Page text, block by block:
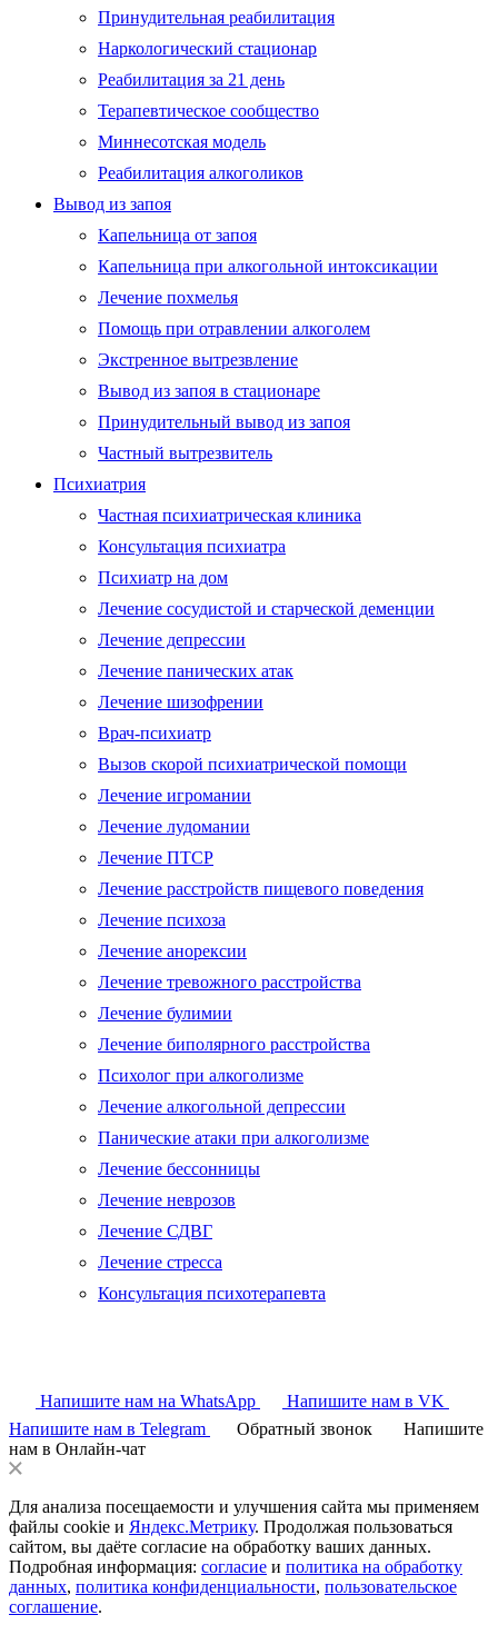
Принудительная реабилитация
Наркологический стационар
Реабилитация за 21 день
Терапевтическое сообщество
Миннесотская модель
Реабилитация алкоголиков
Вывод из запоя
Капельница от запоя
Капельница при алкогольной интоксикации
Лечение похмелья
Помощь при отравлении алкоголем
Экстренное вытрезвление
Вывод из запоя в стационаре
Принудительный вывод из запоя
Частный вытрезвитель
Психиатрия
Частная психиатрическая клиника
Консультация психиатра
Психиатр на дом
Лечение сосудистой и старческой деменции
Лечение депрессии
Лечение панических атак
Лечение шизофрении
Врач-психиатр
Вызов скорой психиатрической помощи
Лечение игромании
Лечение лудомании
Лечение ПТСР
Лечение расстройств пищевого поведения
Лечение психоза
Лечение анорексии
Лечение тревожного расстройства
Лечение булимии
Лечение биполярного расстройства
Психолог при алкоголизме
Лечение алкогольной депрессии
Панические атаки при алкоголизме
Лечение бессонницы
Лечение неврозов
Лечение СДВГ
Лечение стресса
Консультация психотерапевта
Напишите нам на WhatsApp
Напишите нам в VK
Напишите нам в Telegram
Обратный звонок
Напишите
нам в Онлайн-чат
Для анализа посещаемости и улучшения сайта мы применяем
файлы cookie и Яндекс.Метрику. Продолжая пользоваться
сайтом, вы даёте согласие на обработку ваших данных.
Подробная информация: согласие и политика на обработку
данных, политика конфиденциальности, пользовательское
соглашение.